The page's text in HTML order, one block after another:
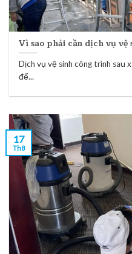
Vì sao phải cần dịch vụ vệ
Dịch vụ vệ sinh công trình sau
để...
17
Th8